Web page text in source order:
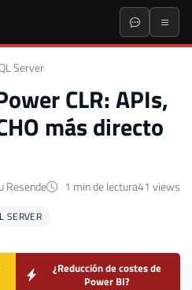
Server
CLR: APIs,
más directo
Resende 1 min de lectura41 views
SERVER
¿Reducción de costes de
Power BI?